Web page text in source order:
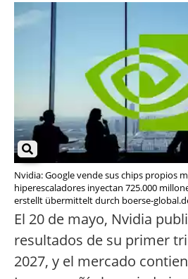
Nvidia: Google vende sus chips propios
hiperescaladores inyectan 725.000
erstellt übermittelt durch boerse-
El 20 de mayo, Nvidia
resultados de su primer
2027, y el mercado